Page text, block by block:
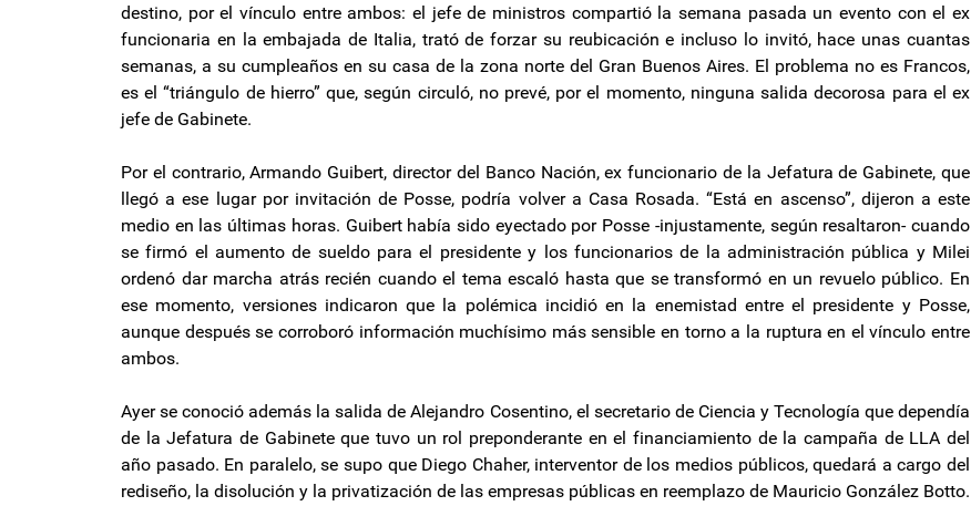
destino, por el vínculo entre ambos: el jefe de ministros compartió la semana pasada un evento con el ex
funcionaria en la embajada de Italia, trató de forzar su reubicación e incluso lo invitó, hace unas cuantas
semanas, a su cumpleaños en su casa de la zona norte del Gran Buenos Aires. El problema no es Francos,
es el “triángulo de hierro” que, según circuló, no prevé, por el momento, ninguna salida decorosa para el ex
jefe de Gabinete.
Por el contrario, Armando Guibert, director del Banco Nación, ex funcionario de la Jefatura de Gabinete, que
llegó a ese lugar por invitación de Posse, podría volver a Casa Rosada. “Está en ascenso”, dijeron a este
medio en las últimas horas. Guibert había sido eyectado por Posse -injustamente, según resaltaron- cuando
se firmó el aumento de sueldo para el presidente y los funcionarios de la administración pública y Milei
ordenó dar marcha atrás recién cuando el tema escaló hasta que se transformó en un revuelo público. En
ese momento, versiones indicaron que la polémica incidió en la enemistad entre el presidente y Posse,
aunque después se corroboró información muchísimo más sensible en torno a la ruptura en el vínculo entre
ambos.
Ayer se conoció además la salida de Alejandro Cosentino, el secretario de Ciencia y Tecnología que dependía
de la Jefatura de Gabinete que tuvo un rol preponderante en el financiamiento de la campaña de LLA del
año pasado. En paralelo, se supo que Diego Chaher, interventor de los medios públicos, quedará a cargo del
rediseño, la disolución y la privatización de las empresas públicas en reemplazo de Mauricio González Botto.